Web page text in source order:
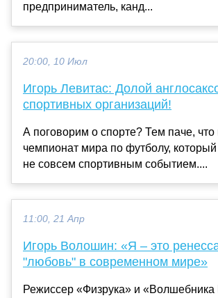
предприниматель, канд...
20:00, 10 Июл
Игорь Левитас: Долой
спортивных организаций!
А поговорим о спорте? Тем паче, что
чемпионат мира по футболу,
не совсем спортивным событием....
11:00, 21 Апр
Игорь Волошин: «Я – это
"любовь" в современном мире»
Режиссер «Физрука» и «Волшебника